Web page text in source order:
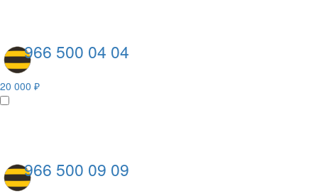
966 500 04 04
20 000 ₽
966 500 09 09